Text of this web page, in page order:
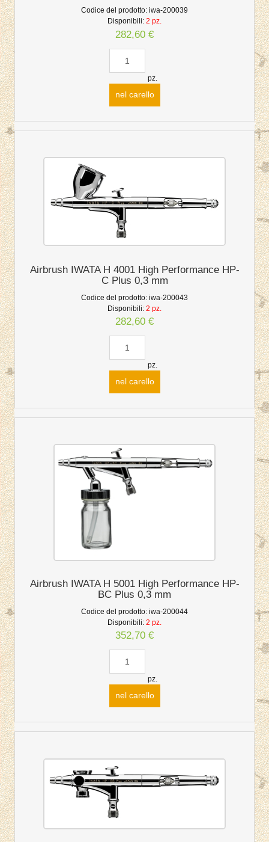
Codice del prodotto: iwa-200039
Disponibili: 2 pz.
282,60 €
pz.
nel carello
Airbrush IWATA H 4001 High Performance HP-
C Plus 0,3 mm
Codice del prodotto: iwa-200043
Disponibili: 2 pz.
282,60 €
pz.
nel carello
Airbrush IWATA H 5001 High Performance HP-
BC Plus 0,3 mm
Codice del prodotto: iwa-200044
Disponibili: 2 pz.
352,70 €
pz.
nel carello